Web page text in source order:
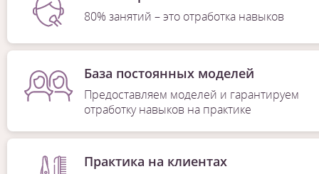
80% занятий – это отработка навыков
База постоянных моделей
Предоставляем моделей и гарантируем
отработку навыков на практике
Практика на клиентах